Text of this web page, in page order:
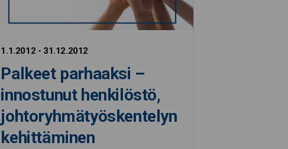
1.1.2012 - 31.12.2012
Palkeet parhaaksi –
innostunut henkilöstö,
johtoryhmätyöskentelyn
kehittäminen